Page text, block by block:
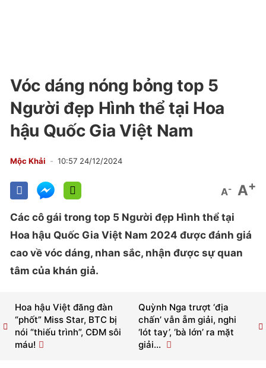
Vóc dáng nóng bỏng top 5
Người đẹp Hình thể tại Hoa
hậu Quốc Gia Việt Nam
Mộc Khải 10:57 24/12/2024
A- A+
Các cô gái trong top 5 Người đẹp Hình thể tại
Hoa hậu Quốc Gia Việt Nam 2024 được đánh giá
cao về vóc dáng, nhan sắc, nhận được sự quan
tâm của khán giả.
Quỳnh Nga trượt ‘địa
chấn’ vẫn ẵm giải, nghi
‘lót tay’, ‘bà lớn’ ra mặt
giải...
Hoa hậu Việt đăng đàn
“phốt” Miss Star, BTC bị
nói “thiếu trình”, CĐM sôi
máu!